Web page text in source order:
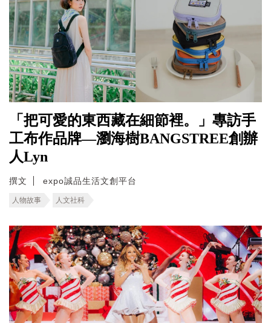
「把可愛的東西藏在細節裡。」專訪手
工布作品牌—瀏海樹BANGSTREE創辦
人Lyn
撰文 expo誠品生活文創平台
人物故事 人文社科